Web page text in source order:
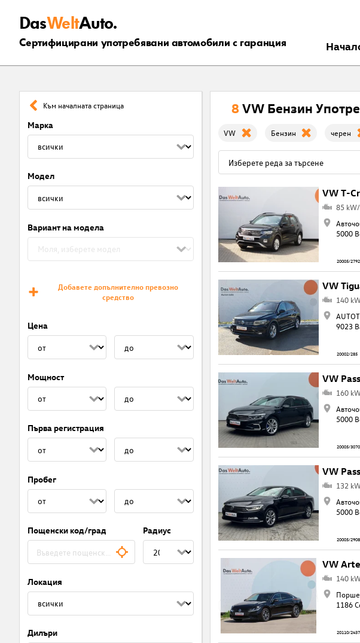
DasWeltAuto.
Сертифицирани употребявани автомобили с гаранция
Към началната страница
Марка
Модел
Вариант на модела
Добавете допълнително превозно
средство
Цена
Мощност
Първа регистрация
Пробег
Пощенски код/град Радиус
Локация
Дилъри
8VW Бензин
VW Бензин черен
VW T-
85
5000
20005/2792
VW
140
9023
20002/285
VW
160
5000
20005/3070
VW
132
5000
20005/2908
VW
140
1186
20110/2437